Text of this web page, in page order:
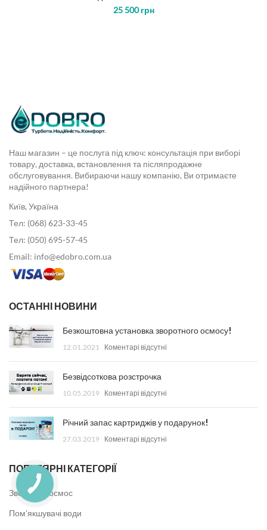
25 500грн
Наш магазин – це послуга під ключ: консультація при виборі
товару, доставка, встановлення та післяпродажне
обслуговування. Вибираючи нашу компанію, Ви отримаєте
надійного партнера!
Київ, Україна
Тел: (068) 623-33-45
Тел: (050) 695-57-45
Email: info@edobro.com.ua
ОСТАННІ НОВИНИ
Безкоштовна установка зворотного осмосу!
12.01.2021 Коментарі відсутні
Безвідсоткова розстрочка
10.05.2019 Коментарі відсутні
Річний запас картриджів у подарунок!
27.03.2019 Коментарі відсутні
ПОПУЛЯРНІ КАТЕГОРІЇ
Зворотній осмос
Пом'якшувачі води